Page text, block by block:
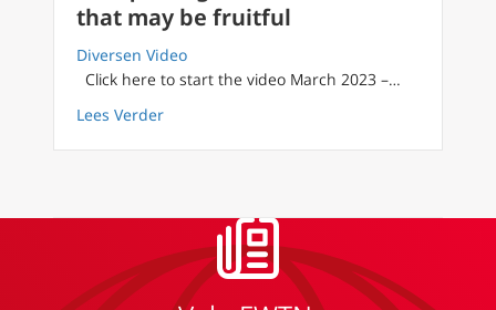
that may be fruitful
Diversen Video
Click here to start the video March 2023 –…
Lees Verderabout Filioque English 37 three wars that